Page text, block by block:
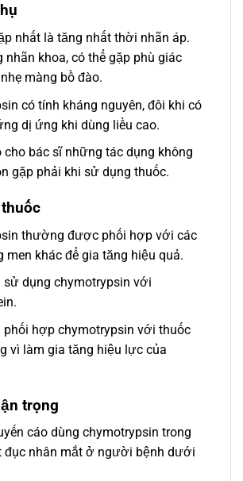
nhất là tăng nhất thời nhãn áp.
nhãn khoa, có thể gặp phù giác
màng bồ đào.
có tính kháng nguyên, đôi khi có
dị ứng khi dùng liều cao.
cho bác sĩ những tác dụng không
gặp phải khi sử dụng thuốc.
thường được phối hợp với các
men khác để gia tăng hiệu quả.
sử dụng chymotrypsin với
phối hợp chymotrypsin với thuốc
vì làm gia tăng hiệu lực của
trọng
cáo dùng chymotrypsin trong
đục nhân mắt ở người bệnh dưới